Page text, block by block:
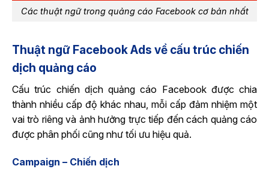
Các thuật ngữ trong quảng cáo Facebook cơ bản nhất
Thuật ngữ Facebook Ads về cấu trúc chiến
dịch quảng cáo
Cấu trúc chiến dịch quảng cáo Facebook được chia
thành nhiều cấp độ khác nhau, mỗi cấp đảm nhiệm một
vai trò riêng và ảnh hưởng trực tiếp đến cách quảng cáo
được phân phối cũng như tối ưu hiệu quả.
Campaign – Chiến dịch